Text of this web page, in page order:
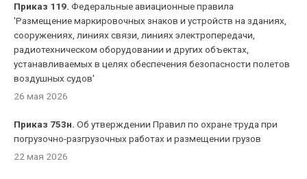
Приказ 119. Федеральные авиационные правила
'Размещение маркировочных знаков и устройств на зданиях,
сооружениях, линиях связи, линиях электропередачи,
радиотехническом оборудовании и других объектах,
устанавливаемых в целях обеспечения безопасности полетов
воздушных судов'
26 мая 2026
Приказ 753н. Об утверждении Правил по охране труда при
погрузочно-разгрузочных работах и размещении грузов
22 мая 2026